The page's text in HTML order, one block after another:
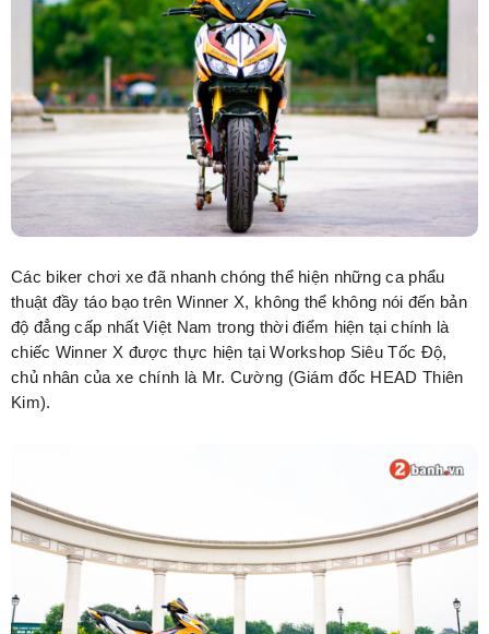
Các biker chơi xe đã nhanh chóng thể hiện những ca phẩu
thuật đầy táo bạo trên Winner X, không thể không nói đến bản
độ đẳng cấp nhất Việt Nam trong thời điểm hiện tại chính là
chiếc Winner X được thực hiện tại Workshop Siêu Tốc Độ,
chủ nhân của xe chính là Mr. Cường (Giám đốc HEAD Thiên
Kim).